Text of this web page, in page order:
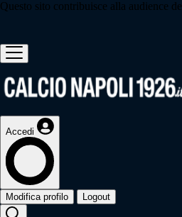
Questo sito contribuisce alla audience de
Accedi
Modifica profilo Logout